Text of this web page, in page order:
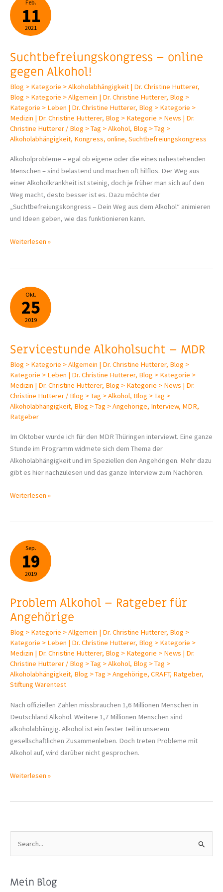
Feb.
11
2021
Suchtbefreiungs­kongress – online
gegen Alkohol!
Blog > Kategorie > Alkoholabhängigkeit | Dr. Christine Hutterer,
Blog > Kategorie > Allgemein | Dr. Christine Hutterer, Blog >
Kategorie > Leben | Dr. Christine Hutterer, Blog > Kategorie >
Medizin | Dr. Christine Hutterer, Blog > Kategorie > News | Dr.
Christine Hutterer / Blog > Tag > Alkohol, Blog > Tag >
Alkoholabhängigkeit, Kongress, online, Suchtbefreiungskongress
Alkoholprobleme – egal ob eigene oder die eines nahestehenden
Menschen – sind belastend und machen oft hilflos. Der Weg aus
einer Alkoholkrankheit ist steinig, doch je früher man sich auf den
Weg macht, desto besser ist es. Dazu möchte der
„Suchtbefreiungskongress – Dein Weg aus dem Alkohol“ animieren
und Ideen geben, wie das funktionieren kann.
Suchtbefreiungs­
gegen
Alkohol!
Weiterlesen »
Okt.
25
2019
Servicestunde Alkoholsucht – MDR
Blog > Kategorie > Allgemein | Dr. Christine Hutterer, Blog >
Kategorie > Leben | Dr. Christine Hutterer, Blog > Kategorie >
Medizin | Dr. Christine Hutterer, Blog > Kategorie > News | Dr.
Christine Hutterer / Blog > Tag > Alkohol, Blog > Tag >
Alkoholabhängigkeit, Blog > Tag > Angehörige, Interview, MDR,
Ratgeber
Im Oktober wurde ich für den MDR Thüringen interviewt. Eine ganze
Stunde im Programm widmete sich dem Thema der
Alkoholabhängigkeit und im Speziellen den Angehörigen. Mehr dazu
gibt es hier nachzulesen und das ganze Interview zum Nachören.
Servicestunde
Weiterlesen »
Sep.
19
2019
Problem Alkohol – Ratgeber für
Angehörige
Blog > Kategorie > Allgemein | Dr. Christine Hutterer, Blog >
Kategorie > Leben | Dr. Christine Hutterer, Blog > Kategorie >
Medizin | Dr. Christine Hutterer, Blog > Kategorie > News | Dr.
Christine Hutterer / Blog > Tag > Alkohol, Blog > Tag >
Alkoholabhängigkeit, Blog > Tag > Angehörige, CRAFT, Ratgeber,
Stiftung Warentest
Nach offiziellen Zahlen missbrauchen 1,6 Millionen Menschen in
Deutschland Alkohol. Weitere 1,7 Millionen Menschen sind
alkoholabhängig. Alkohol ist ein fester Teil in unserem
gesellschaftlichen Zusammenleben. Doch treten Probleme mit
Alkohol auf, wird darüber nicht gesprochen.
Problem
Angehörige
Weiterlesen »
h
Mein Blog